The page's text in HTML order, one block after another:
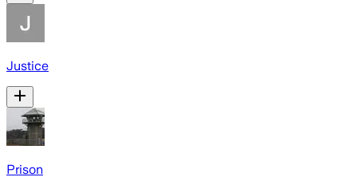
Justice
Prison